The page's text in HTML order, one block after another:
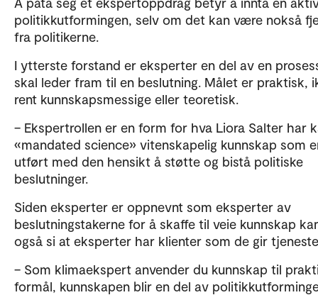
politikkutformingen, selv om det kan være nokså
fra politikerne.
I ytterste forstand er eksperter en del av en
skal leder fram til en beslutning. Målet er praktisk,
rent kunnskapsmessige eller teoretisk.
– Ekspertrollen er en form for hva Liora Salter har
«mandated science» vitenskapelig kunnskap som
utført med den hensikt å støtte og bistå politiske
beslutninger.
Siden eksperter er oppnevnt som eksperter av
beslutningstakerne for å skaffe til veie kunnskap
også si at eksperter har klienter som de gir
– Som klimaekspert anvender du kunnskap til
formål, kunnskapen blir en del av